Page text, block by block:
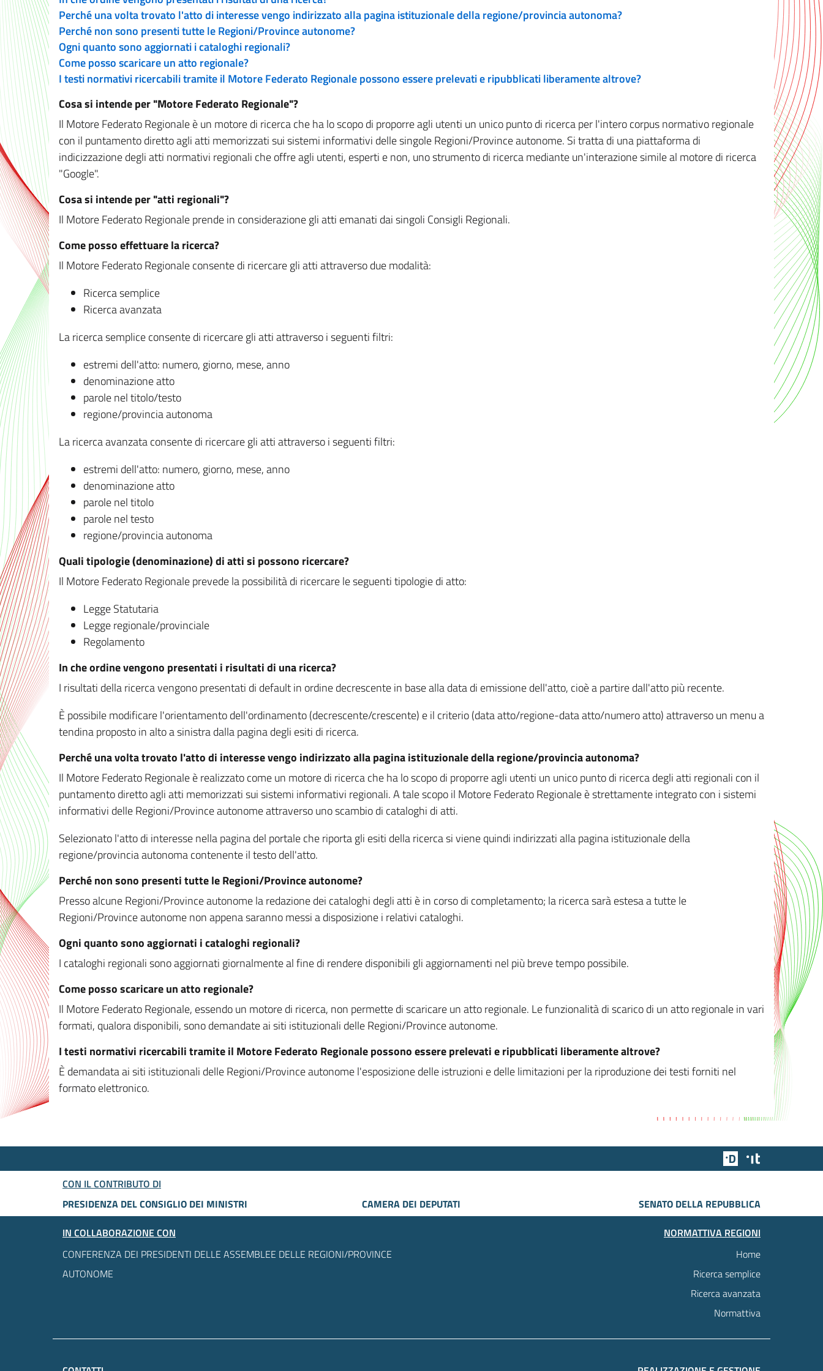
Perché una volta trovato l'atto di interesse vengo indirizzato alla pagina istituzionale della regione/provincia autonoma?
Perché non sono presenti tutte le Regioni/Province autonome?
Ogni quanto sono aggiornati i cataloghi regionali?
Come posso scaricare un atto regionale?
I testi normativi ricercabili tramite il Motore Federato Regionale possono essere prelevati e ripubblicati liberamente altrove?
Cosa si intende per "Motore Federato Regionale"?
Il Motore Federato Regionale è un motore di ricerca che ha lo scopo di proporre agli utenti un unico punto di ricerca per l'intero corpus normativo regionale
con il puntamento diretto agli atti memorizzati sui sistemi informativi delle singole Regioni/Province autonome. Si tratta di una piattaforma di
indicizzazione degli atti normativi regionali che offre agli utenti, esperti e non, uno strumento di ricerca mediante un'interazione simile al motore di ricerca
"Google".
Cosa si intende per "atti regionali"?
Il Motore Federato Regionale prende in considerazione gli atti emanati dai singoli Consigli Regionali.
Come posso effettuare la ricerca?
Il Motore Federato Regionale consente di ricercare gli atti attraverso due modalità:
Ricerca semplice
Ricerca avanzata
La ricerca semplice consente di ricercare gli atti attraverso i seguenti filtri:
estremi dell'atto: numero, giorno, mese, anno
denominazione atto
parole nel titolo/testo
regione/provincia autonoma
La ricerca avanzata consente di ricercare gli atti attraverso i seguenti filtri:
estremi dell'atto: numero, giorno, mese, anno
denominazione atto
parole nel titolo
parole nel testo
regione/provincia autonoma
Quali tipologie (denominazione) di atti si possono ricercare?
Il Motore Federato Regionale prevede la possibilità di ricercare le seguenti tipologie di atto:
Legge Statutaria
Legge regionale/provinciale
Regolamento
In che ordine vengono presentati i risultati di una ricerca?
I risultati della ricerca vengono presentati di default in ordine decrescente in base alla data di emissione dell'atto, cioè a partire dall'atto più recente.
È possibile modificare l'orientamento dell'ordinamento (decrescente/crescente) e il criterio (data atto/regione-data atto/numero atto) attraverso un menu a
tendina proposto in alto a sinistra dalla pagina degli esiti di ricerca.
Perché una volta trovato l'atto di interesse vengo indirizzato alla pagina istituzionale della regione/provincia autonoma?
Il Motore Federato Regionale è realizzato come un motore di ricerca che ha lo scopo di proporre agli utenti un unico punto di ricerca degli atti regionali con il
puntamento diretto agli atti memorizzati sui sistemi informativi regionali. A tale scopo il Motore Federato Regionale è strettamente integrato con i sistemi
informativi delle Regioni/Province autonome attraverso uno scambio di cataloghi di atti.
Selezionato l'atto di interesse nella pagina del portale che riporta gli esiti della ricerca si viene quindi indirizzati alla pagina istituzionale della
regione/provincia autonoma contenente il testo dell'atto.
Perché non sono presenti tutte le Regioni/Province autonome?
Presso alcune Regioni/Province autonome la redazione dei cataloghi degli atti è in corso di completamento; la ricerca sarà estesa a tutte le
Regioni/Province autonome non appena saranno messi a disposizione i relativi cataloghi.
Ogni quanto sono aggiornati i cataloghi regionali?
I cataloghi regionali sono aggiornati giornalmente al fine di rendere disponibili gli aggiornamenti nel più breve tempo possibile.
Come posso scaricare un atto regionale?
Il Motore Federato Regionale, essendo un motore di ricerca, non permette di scaricare un atto regionale. Le funzionalità di scarico di un atto regionale in vari
formati, qualora disponibili, sono demandate ai siti istituzionali delle Regioni/Province autonome.
I testi normativi ricercabili tramite il Motore Federato Regionale possono essere prelevati e ripubblicati liberamente altrove?
È demandata ai siti istituzionali delle Regioni/Province autonome l'esposizione delle istruzioni e delle limitazioni per la riproduzione dei testi forniti nel
formato elettronico.
Team Digitale
CON IL CONTRIBUTO DI
PRESIDENZA DEL CONSIGLIO DEI MINISTRI
CAMERA DEI DEPUTATI
SENATO DELLA REPUBBLICA
IN COLLABORAZIONE CON
CONFERENZA DEI PRESIDENTI DELLE ASSEMBLEE DELLE REGIONI/PROVINCE
AUTONOME
NORMATTIVA REGIONI
Home
Ricerca semplice
Ricerca avanzata
Normattiva